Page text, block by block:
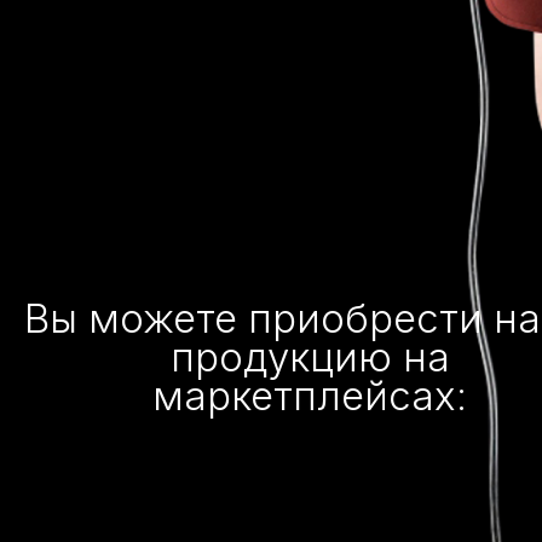
Вы можете приобрести
продукцию на
маркетплейсах: